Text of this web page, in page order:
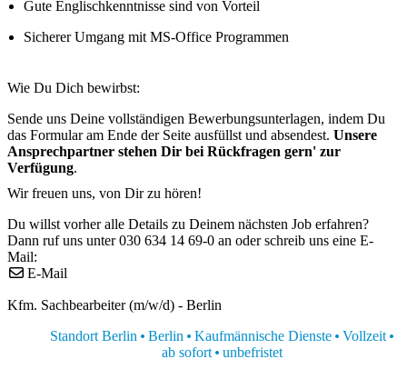
Gute Englischkenntnisse sind von Vorteil
Sicherer Umgang mit MS-Office Programmen
Wie Du Dich bewirbst:
Sende uns Deine vollständigen Bewerbungsunterlagen, indem Du
das Formular am Ende der Seite ausfüllst und absendest. Unsere
Ansprechpartner stehen Dir bei Rückfragen gern' zur
Verfügung.
Wir freuen uns, von Dir zu hören!
Du willst vorher alle Details zu Deinem nächsten Job erfahren?
Dann ruf uns unter 030 634 14 69-0 an oder schreib uns eine E-
Mail:
E-Mail
Kfm. Sachbearbeiter (m/w/d) - Berlin
Standort Berlin
Berlin Kaufmännische Dienste
Vollzeit
ab sofort unbefristet